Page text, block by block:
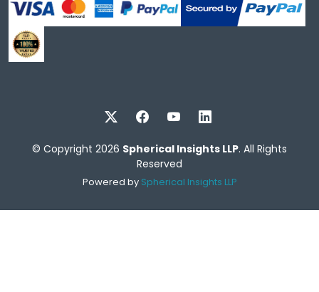
© Copyright 2026 Spherical Insights LLP. All Rights
Reserved
Powered by Spherical Insights LLP